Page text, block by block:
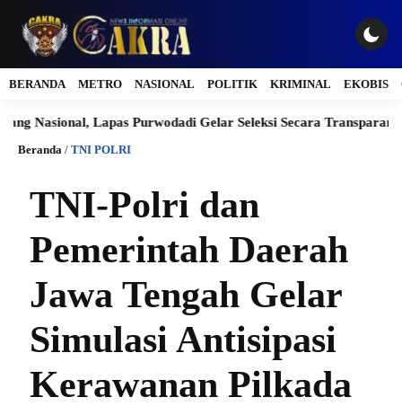
BERANDA METRO NASIONAL POLITIK KRIMINAL EKOBIS
Lapas Purwodadi Gelar Seleksi Secara Transparan dan
Beranda / TNI POLRI
TNI-Polri dan
Pemerintah Daerah
Jawa Tengah Gelar
Simulasi Antisipasi
Kerawanan Pilkada